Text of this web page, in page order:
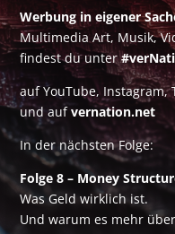
Werbung in eigener
Multimedia Art, Musik,
findest du unter
auf YouTube, Instagram,
und aufvernation.net
In der nächsten Folge:
Folge 8 – Money
Was Geld wirklich ist.
Und warum es mehr